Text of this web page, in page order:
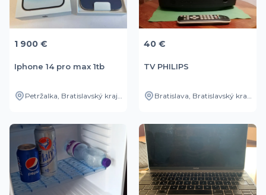
1 900 €
Iphone 14 pro max 1tb
Petržalka, Bratislavský kraj, SK
40 €
TV PHILIPS
Bratislava, Bratislavský kraj, SK